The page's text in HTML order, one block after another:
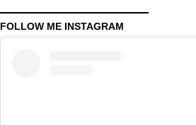
FOLLOW ME INSTAGRAM